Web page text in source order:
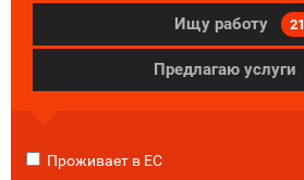
Ищу работу 21
Предлагаю услуги
Проживает в ЕС